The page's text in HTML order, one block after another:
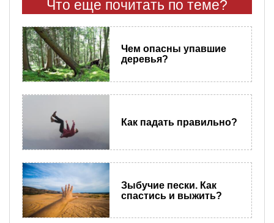
Что еще почитать по теме?
Чем опасны упавшие
деревья?
Как падать правильно?
Зыбучие пески. Как
спастись и выжить?